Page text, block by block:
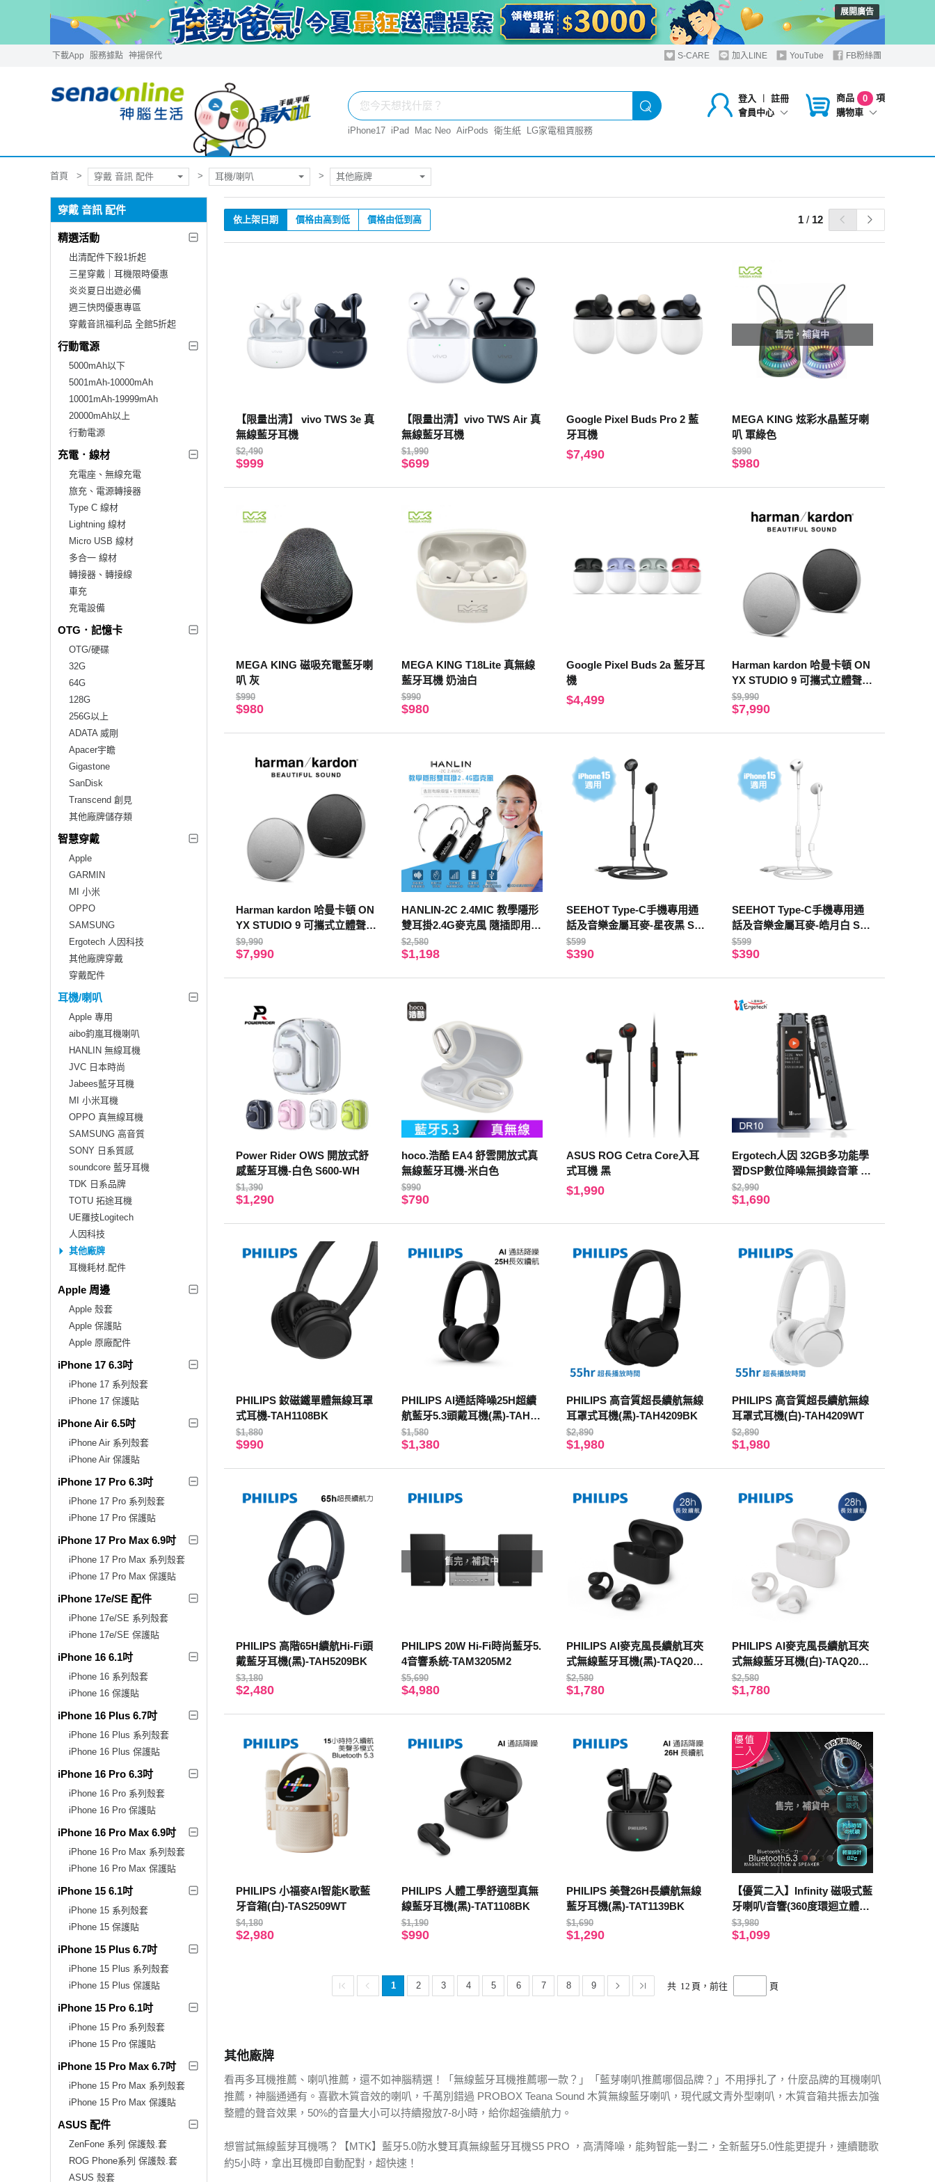
展開廣告
下載App 服務據點 神揚保代 S-CARE 加入LINE YouTube FB粉絲團
登入 ︱
註冊
會員中心
商品 0
項
購物車
iPhone17 iPad Mac Neo AirPods 衛生紙 LG家電租賃服務
首頁 穿戴 音訊 配件 耳機/喇叭 其他廠牌
穿戴 音訊 配件
精選活動
出清配件下殺1折起
三星穿戴｜耳機限時優惠
炎炎夏日出遊必備
週三快閃優惠專區
穿戴音訊福利品 全館5折起
行動電源
5000mAh以下
5001mAh-10000mAh
10001mAh-19999mAh
20000mAh以上
行動電源
充電．線材
充電座、無線充電
旅充、電源轉接器
Type C 線材
Lightning 線材
Micro USB 線材
多合一 線材
轉接器、轉接線
車充
充電設備
OTG．記憶卡
OTG/硬碟
32G
64G
128G
256G以上
ADATA 威剛
Apacer宇瞻
Gigastone
SanDisk
Transcend 創見
其他廠牌儲存類
智慧穿戴
Apple
GARMIN
MI 小米
OPPO
SAMSUNG
Ergotech 人因科技
其他廠牌穿戴
穿戴配件
耳機/喇叭
Apple 專用
aibo鈞嵐耳機喇叭
HANLIN 無線耳機
JVC 日本時尚
Jabees藍牙耳機
MI 小米耳機
OPPO 真無線耳機
SAMSUNG 高音質
SONY 日系質感
soundcore 藍牙耳機
TDK 日系品牌
TOTU 拓途耳機
UE羅技Logitech
人因科技
其他廠牌
耳機耗材.配件
Apple 周邊
Apple 殼套
Apple 保護貼
Apple 原廠配件
iPhone 17 6.3吋
iPhone 17 系列殼套
iPhone 17 保護貼
iPhone Air 6.5吋
iPhone Air 系列殼套
iPhone Air 保護貼
iPhone 17 Pro 6.3吋
iPhone 17 Pro 系列殼套
iPhone 17 Pro 保護貼
iPhone 17 Pro Max 6.9吋
iPhone 17 Pro Max 系列殼套
iPhone 17 Pro Max 保護貼
iPhone 17e/SE 配件
iPhone 17e/SE 系列殼套
iPhone 17e/SE 保護貼
iPhone 16 6.1吋
iPhone 16 系列殼套
iPhone 16 保護貼
iPhone 16 Plus 6.7吋
iPhone 16 Plus 系列殼套
iPhone 16 Plus 保護貼
iPhone 16 Pro 6.3吋
iPhone 16 Pro 系列殼套
iPhone 16 Pro 保護貼
iPhone 16 Pro Max 6.9吋
iPhone 16 Pro Max 系列殼套
iPhone 16 Pro Max 保護貼
iPhone 15 6.1吋
iPhone 15 系列殼套
iPhone 15 保護貼
iPhone 15 Plus 6.7吋
iPhone 15 Plus 系列殼套
iPhone 15 Plus 保護貼
iPhone 15 Pro 6.1吋
iPhone 15 Pro 系列殼套
iPhone 15 Pro 保護貼
iPhone 15 Pro Max 6.7吋
iPhone 15 Pro Max 系列殼套
iPhone 15 Pro Max 保護貼
ASUS 配件
ZenFone 系列 保護殼.套
ROG Phone系列 保護殼.套
ASUS 殼套
依上架日期 價格由高到低 價格由低到高 1 / 12
【限量出清】 vivo TWS 3e 真
無線藍牙耳機
$2,490
$999
【限量出清】vivo TWS Air 真
無線藍牙耳機
$1,990
$699
Google Pixel Buds Pro 2 藍
牙耳機
$7,490
售完，補貨中
MEGA KING 炫彩水晶藍牙喇
叭 軍綠色
$990
$980
MEGA KING 磁吸充電藍牙喇
叭 灰
$990
$980
MEGA KING T18Lite 真無線
藍牙耳機 奶油白
$990
$980
Google Pixel Buds 2a 藍牙耳
機
$4,499
Harman kardon 哈曼卡頓 ON
YX STUDIO 9 可攜式立體聲藍
牙喇叭 黑色
$9,990
$7,990
Harman kardon 哈曼卡頓 ON
YX STUDIO 9 可攜式立體聲藍
牙喇叭 灰色
$9,990
$7,990
HANLIN-2C 2.4MIC 教學隱形
雙耳掛2.4G麥克風 隨插即用免
配對
$2,580
$1,198
SEEHOT Type-C手機專用通
話及音樂金屬耳麥-星夜黑 SH-
MHC300K
$599
$390
SEEHOT Type-C手機專用通
話及音樂金屬耳麥-皓月白 SH-
MHC300W
$599
$390
Power Rider OWS 開放式舒
感藍牙耳機-白色 S600-WH
$1,390
$1,290
hoco.浩酷 EA4 舒雲開放式真
無線藍牙耳機-米白色
$990
$790
ASUS ROG Cetra Core入耳
式耳機 黑
$1,990
Ergotech人因 32GB多功能學
習DSP數位降噪無損錄音筆 D
R10
$2,990
$1,690
PHILIPS 釹磁鐵單體無線耳罩
式耳機-TAH1108BK
$1,880
$990
PHILIPS AI通話降噪25H超續
航藍牙5.3頭戴耳機(黑)-TAH22
09BK
$1,580
$1,380
PHILIPS 高音質超長續航無線
耳罩式耳機(黑)-TAH4209BK
$2,890
$1,980
PHILIPS 高音質超長續航無線
耳罩式耳機(白)-TAH4209WT
$2,890
$1,980
PHILIPS 高階65H續航Hi-Fi頭
戴藍牙耳機(黑)-TAH5209BK
$3,180
$2,480
售完，補貨中
PHILIPS 20W Hi-Fi時尚藍牙5.
4音響系統-TAM3205M2
$5,690
$4,980
PHILIPS AI麥克風長續航耳夾
式無線藍牙耳機(黑)-TAQ2000
BK
$2,580
$1,780
PHILIPS AI麥克風長續航耳夾
式無線藍牙耳機(白)-TAQ2000
WT
$2,580
$1,780
PHILIPS 小福麥AI智能K歌藍
牙音箱(白)-TAS2509WT
$4,180
$2,980
PHILIPS 人體工學舒適型真無
線藍牙耳機(黑)-TAT1108BK
$1,190
$990
PHILIPS 美聲26H長續航無線
藍牙耳機(黑)-TAT1139BK
$1,690
$1,290
售完，補貨中
【優質二入】Infinity 磁吸式藍
牙喇叭/音響(360度環迴立體聲/
重低音/支架/支援TWS) 黑色二
入
$3,980
$1,099
1 2 3 4 5 6 7 8 9 共 12 頁，前往 頁
其他廠牌
看再多耳機推薦、喇叭推薦，還不如神腦精選！「無線藍牙耳機推薦哪一款？」「藍芽喇叭推薦哪個品牌？」不用掙扎了，什麼品牌的耳機喇叭
推薦，神腦通通有。喜歡木質音效的喇叭，千萬別錯過 PROBOX Teana Sound 木質無線藍牙喇叭，現代感文青外型喇叭，木質音箱共振去加強
整體的聲音效果，50%的音量大小可以持續撥放7-8小時，給你超強續航力。
想嘗試無線藍芽耳機嗎？【MTK】藍牙5.0防水雙耳真無線藍牙耳機S5 PRO ，高清降噪，能夠智能一對二，全新藍牙5.0性能更提升，連續聽歌
約5小時，拿出耳機即自動配對，超快速！